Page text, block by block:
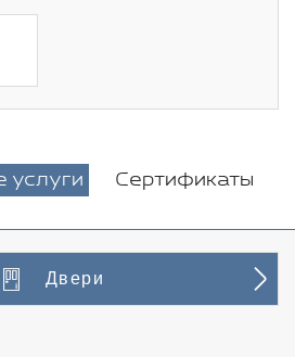
услуги
Сертификаты
Двери